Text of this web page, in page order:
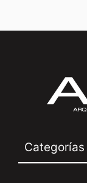
Categorías